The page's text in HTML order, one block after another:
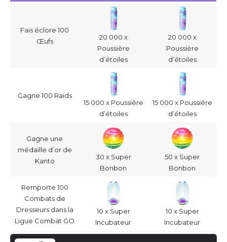
Fais éclore 100
Œufs
20 000 x
Poussière
d’étoiles
20 000 x
Poussière
d’étoiles
Gagne 100 Raids
15 000 x Poussière
d’étoiles
15 000 x Poussière
d’étoiles
Gagne une
médaille d’or de
Kanto
30 x Super
Bonbon
50 x Super
Bonbon
Remporte 100
Combats de
Dresseurs dans la
Ligue Combat GO
10 x Super
Incubateur
10 x Super
Incubateur